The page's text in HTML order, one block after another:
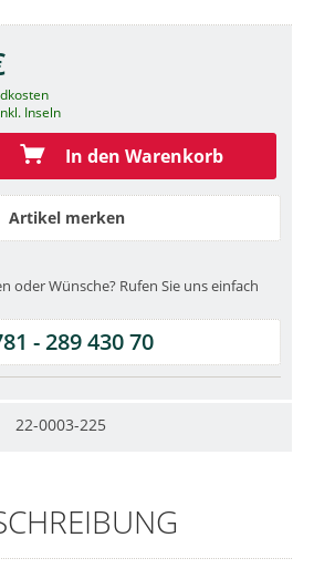
Inseln
In den Warenkorb
Artikel merken
oder Wünsche? Rufen Sie uns einfach
- 289 430 70
22-0003-225